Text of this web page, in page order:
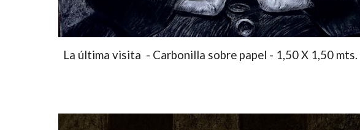
La última visita - Carbonilla sobre papel - 1,50 X 1,50 mts.